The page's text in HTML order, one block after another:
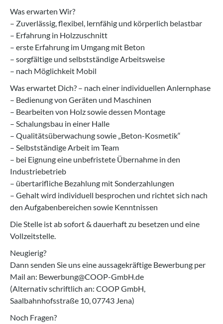
Was erwarten Wir?
– Zuverlässig, flexibel, lernfähig und körperlich belastbar
– Erfahrung in Holzzuschnitt
– erste Erfahrung im Umgang mit Beton
– sorgfältige und selbstständige Arbeitsweise
– nach Möglichkeit Mobil
Was erwartet Dich? – nach einer individuellen Anlernphase
– Bedienung von Geräten und Maschinen
– Bearbeiten von Holz sowie dessen Montage
– Schalungsbau in einer Halle
– Qualitätsüberwachung sowie „Beton-Kosmetik“
– Selbstständige Arbeit im Team
– bei Eignung eine unbefristete Übernahme in den
Industriebetrieb
– übertarifliche Bezahlung mit Sonderzahlungen
– Gehalt wird individuell besprochen und richtet sich nach
den Aufgabenbereichen sowie Kenntnissen
Die Stelle ist ab sofort & dauerhaft zu besetzen und eine
Vollzeitstelle.
Neugierig?
Dann senden Sie uns eine aussagekräftige Bewerbung per
Mail an: Bewerbung@COOP-GmbH.de
(Alternativ schriftlich an: COOP GmbH,
Saalbahnhofsstraße 10, 07743 Jena)
Noch Fragen?